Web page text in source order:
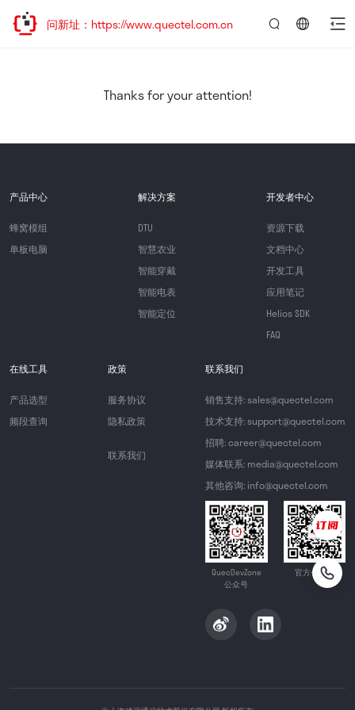
欢迎访问新址：https://www.quectel.com.cn
Thanks for your attention!
产品中心
蜂窝模组
单板电脑
解决方案
DTU
智慧农业
智能穿戴
智能电表
智能定位
开发者中心
资源下载
文档中心
开发工具
应用笔记
Helios SDK
FAQ
在线工具
产品选型
频段查询
政策
服务协议
隐私政策
联系我们
联系我们
销售支持: sales@quectel.com
技术支持: support@quectel.com
招聘: career@quectel.com
媒体联系: media@quectel.com
其他咨询: info@quectel.com
QuecDevZone
公众号
官方公众号